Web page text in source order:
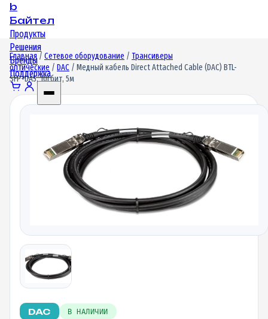
b
Байтел
Продукты
Решения
Бренды
Поддержка
Главная/ Сетевое оборудование / Трансиверы
оптические / DAC / Медный кабель Direct Attached Cable (DAC) BTL-
SFP+DA5, 10Гбит, 5м
DAC В НАЛИЧИИ